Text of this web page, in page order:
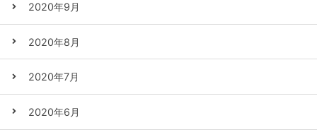
2020年9月
2020年8月
2020年7月
2020年6月